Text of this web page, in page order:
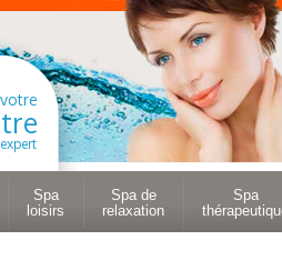
Spa
loisirs
Spa de
relaxation
Spa